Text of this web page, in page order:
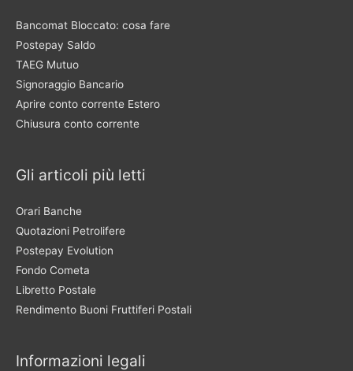
Bancomat Bloccato: cosa fare
Postepay Saldo
TAEG Mutuo
Signoraggio Bancario
Aprire conto corrente Estero
Chiusura conto corrente
Gli articoli più letti
Orari Banche
Quotazioni Petrolifere
Postepay Evolution
Fondo Cometa
Libretto Postale
Rendimento Buoni Fruttiferi Postali
Informazioni legali